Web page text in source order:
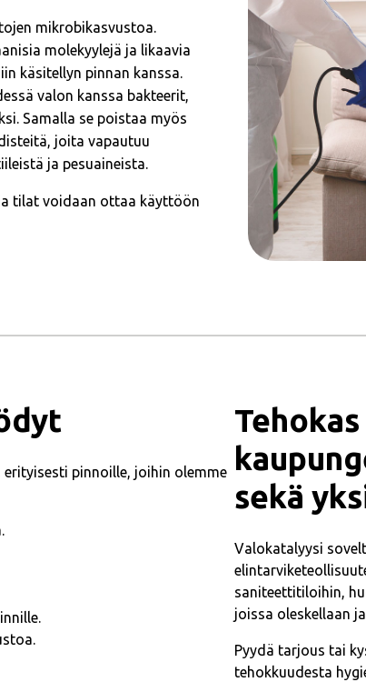
mikrobikasvustoa.
molekyylejä ja likaavia
käsitellyn pinnan kanssa.
valon kanssa bakteerit,
Samalla se poistaa myös
joita vapautuu
ja pesuaineista.
tilat voidaan ottaa käyttöön
pinnoille, joihin olemme
sekä
Valokatalyysi
saniteettitiloihin,
joissa oleskellaan
Pyydä tarjous tai
tehokkuudesta